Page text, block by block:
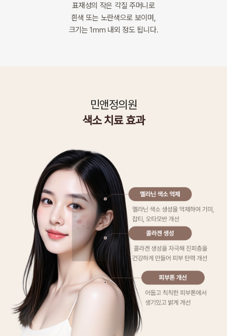
표재성의 작은 각질 주머니로
흰색 또는 노란색으로 보이며,
크기는 1mm 내외 정도 됩니다.
민앤정의원
색소 치료 효과